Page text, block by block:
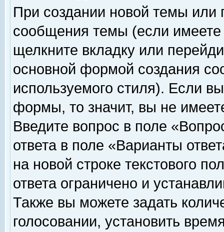
При создании новой темы или
сообщения темы (если
щелкните вкладку или
основной формой создания
используемого стиля). Если
формы, то значит, вы не
Введите вопрос в поле
ответа в поле «Варианты
на новой строке текстового
ответа ограничено и
Также вы можете задать
голосовании, установить